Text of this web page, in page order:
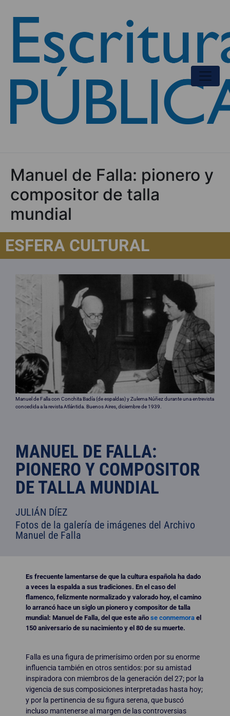
Manuel de Falla: pionero y
compositor de talla
mundial
ESFERA CULTURAL
Manuel de Falla con Conchita Badía (de espaldas) y Zulema Núñez durante una entrevista
concedida a la revista Atlántida. Buenos Aires, diciembre de 1939.
MANUEL DE FALLA:
PIONERO Y COMPOSITOR
DE TALLA MUNDIAL
JULIÁN DÍEZ
Fotos de la galería de imágenes del Archivo
Manuel de Falla
Es frecuente lamentarse de que la cultura española ha dado
a veces la espalda a sus tradiciones. En el caso del
flamenco, felizmente normalizado y valorado hoy, el camino
lo arrancó hace un siglo un pionero y compositor de talla
mundial: Manuel de Falla, del que este año se conmemora el
150 aniversario de su nacimiento y el 80 de su muerte.
Falla es una figura de primerísimo orden por su enorme
influencia también en otros sentidos: por su amistad
inspiradora con miembros de la generación del 27; por la
vigencia de sus composiciones interpretadas hasta hoy;
y por la pertinencia de su figura serena, que buscó
incluso mantenerse al margen de las controversias